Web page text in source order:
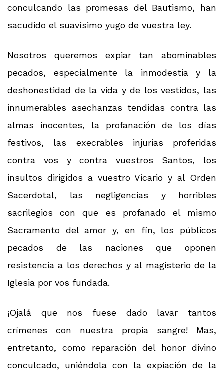
conculcando las promesas del Bautismo, han
sacudido el suavísimo yugo de vuestra ley.
Nosotros queremos expiar tan abominables
pecados, especialmente la inmodestia y la
deshonestidad de la vida y de los vestidos, las
innumerables asechanzas tendidas contra las
almas inocentes, la profanación de los días
festivos, las execrables injurias proferidas
contra vos y contra vuestros Santos, los
insultos dirigidos a vuestro Vicario y al Orden
Sacerdotal, las negligencias y horribles
sacrilegios con que es profanado el mismo
Sacramento del amor y, en fin, los públicos
pecados de las naciones que oponen
resistencia a los derechos y al magisterio de la
Iglesia por vos fundada.
¡Ojalá que nos fuese dado lavar tantos
crímenes con nuestra propia sangre! Mas,
entretanto, como reparación del honor divino
conculcado, uniéndola con la expiación de la